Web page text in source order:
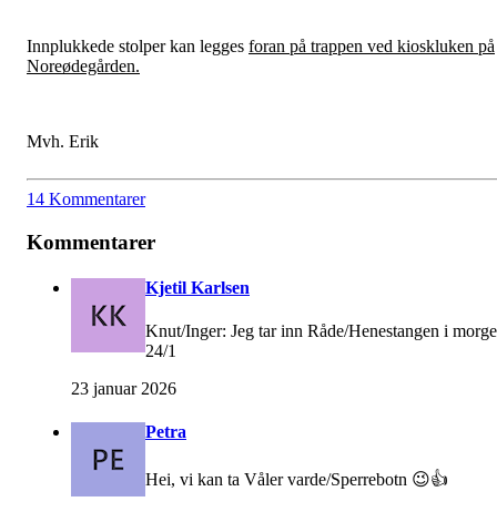
Innplukkede stolper kan legges foran på trappen ved kioskluken på
Noreødegården.
Mvh. Erik
14 Kommentarer
Kommentarer
Kjetil Karlsen
Knut/Inger: Jeg tar inn Råde/Henestangen i
24/1
23 januar 2026
Petra
Hei, vi kan ta Våler varde/Sperrebotn 😉👍